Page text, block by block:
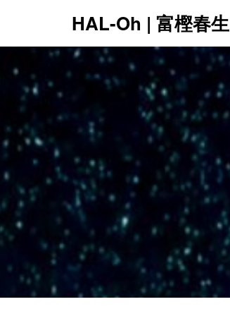
HAL-Oh | 富樫春生
12:00 AM
1:00 AM
2:00 AM
3:00 AM
4:00 AM